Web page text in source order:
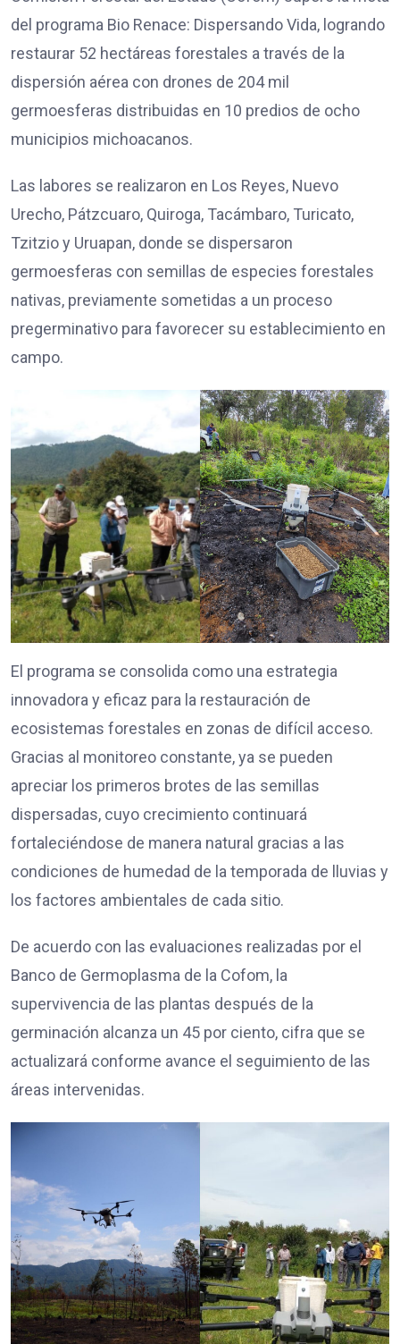
del programa Bio Renace: Dispersando Vida, logrando
restaurar 52 hectáreas forestales a través de la
dispersión aérea con drones de 204 mil
germoesferas distribuidas en 10 predios de ocho
municipios michoacanos.
Las labores se realizaron en Los Reyes, Nuevo
Urecho, Pátzcuaro, Quiroga, Tacámbaro, Turicato,
Tzitzio y Uruapan, donde se dispersaron
germoesferas con semillas de especies forestales
nativas, previamente sometidas a un proceso
pregerminativo para favorecer su establecimiento en
campo.
El programa se consolida como una estrategia
innovadora y eficaz para la restauración de
ecosistemas forestales en zonas de difícil acceso.
Gracias al monitoreo constante, ya se pueden
apreciar los primeros brotes de las semillas
dispersadas, cuyo crecimiento continuará
fortaleciéndose de manera natural gracias a las
condiciones de humedad de la temporada de lluvias y
los factores ambientales de cada sitio.
De acuerdo con las evaluaciones realizadas por el
Banco de Germoplasma de la Cofom, la
supervivencia de las plantas después de la
germinación alcanza un 45 por ciento, cifra que se
actualizará conforme avance el seguimiento de las
áreas intervenidas.